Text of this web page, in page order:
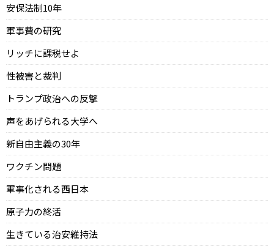
安保法制10年
軍事費の研究
リッチに課税せよ
性被害と裁判
トランプ政治への反撃
声をあげられる大学へ
新自由主義の30年
ワクチン問題
軍事化される西日本
原子力の終活
生きている治安維持法